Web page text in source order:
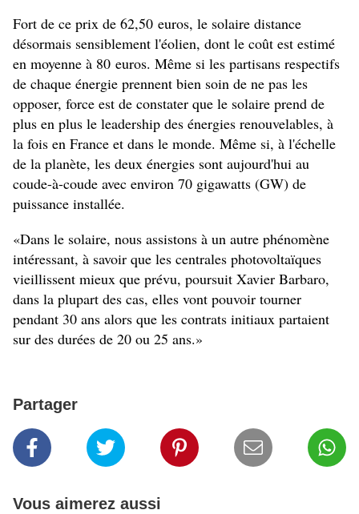
Fort de ce prix de 62,50 euros, le solaire distance
désormais sensiblement l'éolien, dont le coût est estimé
en moyenne à 80 euros. Même si les partisans respectifs
de chaque énergie prennent bien soin de ne pas les
opposer, force est de constater que le solaire prend de
plus en plus le leadership des énergies renouvelables, à
la fois en France et dans le monde. Même si, à l'échelle
de la planète, les deux énergies sont aujourd'hui au
coude-à-coude avec environ 70 gigawatts (GW) de
puissance installée.
«Dans le solaire, nous assistons à un autre phénomène
intéressant, à savoir que les centrales photovoltaïques
vieillissent mieux que prévu, poursuit Xavier Barbaro,
dans la plupart des cas, elles vont pouvoir tourner
pendant 30 ans alors que les contrats initiaux partaient
sur des durées de 20 ou 25 ans.»
Partager
Vous aimerez aussi